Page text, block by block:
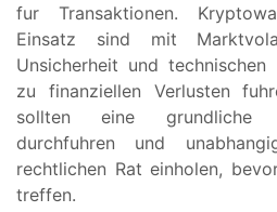
fur Transaktionen.
Einsatz sind mit
Unsicherheit und
zu finanziellen Verlusten
sollten eine grundliche
durchfuhren und
rechtlichen Rat einholen,
treffen.